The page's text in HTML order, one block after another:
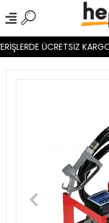
ÜCRETSİZ KARGO!